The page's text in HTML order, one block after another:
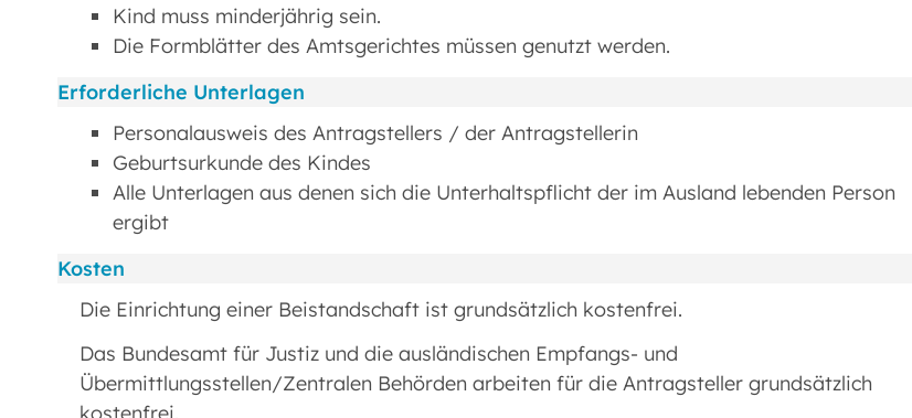
Kind muss minderjährig sein.
Die Formblätter des Amtsgerichtes müssen genutzt werden.
Erforderliche Unterlagen
Personalausweis des Antragstellers / der Antragstellerin
Geburtsurkunde des Kindes
Alle Unterlagen aus denen sich die Unterhaltspflicht der im Ausland lebenden Person
ergibt
Kosten
Die Einrichtung einer Beistandschaft ist grundsätzlich kostenfrei.
Das Bundesamt für Justiz und die ausländischen Empfangs- und
Übermittlungsstellen/Zentralen Behörden arbeiten für die Antragsteller grundsätzlich